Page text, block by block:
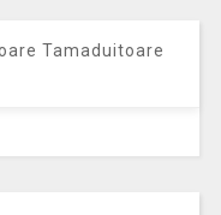
Tamaduitoare